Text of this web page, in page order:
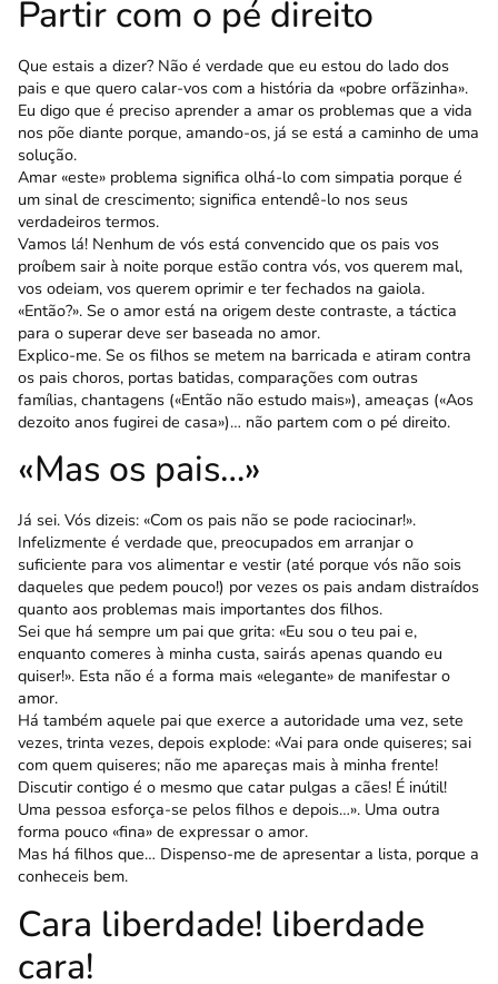
Partir com o pé direito
Que estais a dizer? Não é verdade que eu estou do lado dos
pais e que quero calar-vos com a história da «pobre orfãzinha».
Eu digo que é preciso aprender a amar os problemas que a vida
nos põe diante porque, amando-os, já se está a caminho de uma
solução.
Amar «este» problema significa olhá-lo com simpatia porque é
um sinal de crescimento; significa entendê-lo nos seus
verdadeiros termos.
Vamos lá! Nenhum de vós está convencido que os pais vos
proíbem sair à noite porque estão contra vós, vos querem mal,
vos odeiam, vos querem opri­mir e ter fechados na gaiola.
«Então?». Se o amor está na origem deste con­traste, a táctica
para o superar deve ser baseada no amor.
Explico-me. Se os filhos se metem na barricada e atiram contra
os pais choros, portas batidas, com­parações com outras
famílias, chantagens («Então não estudo mais»), ameaças («Aos
dezoito anos fugirei de casa»)… não partem com o pé direito.
«Mas os pais…»
Já sei. Vós dizeis: «Com os pais não se pode raciocinar!».
Infelizmente é verdade que, preocupa­dos em arranjar o
suficiente para vos alimentar e vestir (até porque vós não sois
daqueles que pedem pouco!) por vezes os pais andam distraídos
quanto aos problemas mais importantes dos filhos.
Sei que há sempre um pai que grita: «Eu sou o teu pai e,
enquanto comeres à minha custa, sairás apenas quando eu
quiser!». Esta não é a forma mais «elegante» de manifestar o
amor.
Há também aquele pai que exerce a autoridade uma vez, sete
vezes, trinta vezes, depois explode: «Vai para onde quiseres; sai
com quem quiseres; não me apareças mais à minha frente!
Discutir contigo é o mesmo que catar pulgas a cães! É inútil!
Uma pessoa esforça-se pelos filhos e depois…». Uma outra
forma pouco «fina» de expressar o amor.
Mas há filhos que… Dispenso-me de apresentar a lista, porque a
conheceis bem.
Cara liberdade! liberdade
cara!